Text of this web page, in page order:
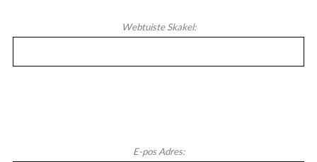
Webtuiste Skakel:
E-pos Adres: